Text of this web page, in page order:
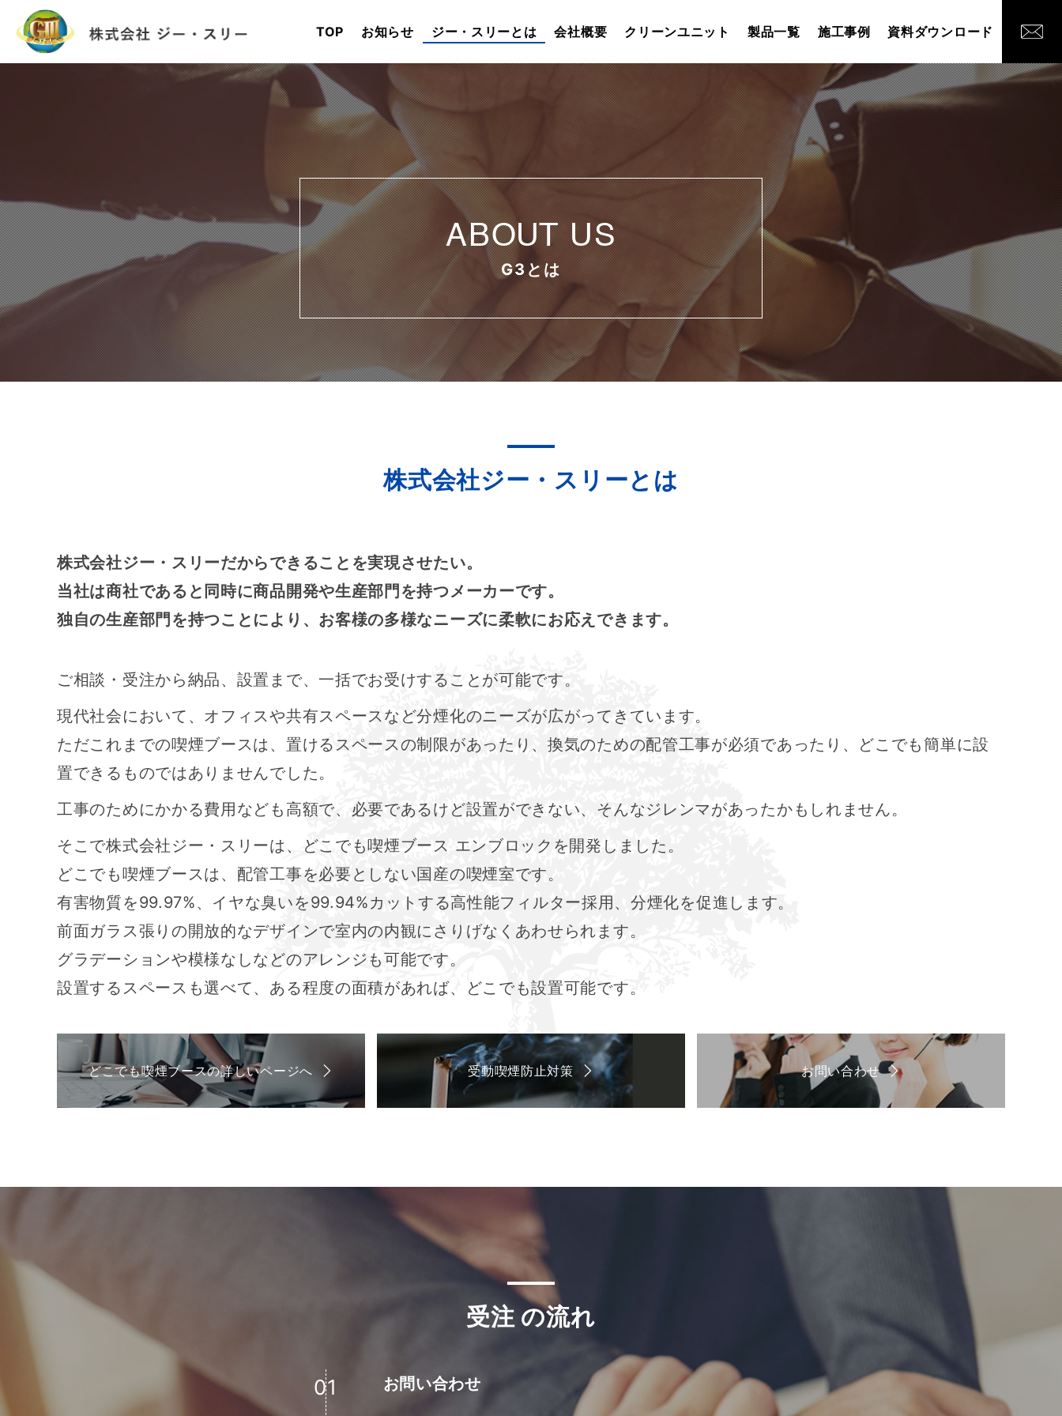
TOP お知らせ ジー・スリーとは 会社概要 クリーンユニット 製品一覧 施工事例 資料ダウンロード
<
ABOUT US
G3とは
株式会社ジー・スリーとは
株式会社ジー・スリーだからできることを実現させたい。
当社は商社であると同時に商品開発や生産部門を持つメーカーです。
独自の生産部門を持つことにより、お客様の多様なニーズに柔軟にお応えできます。
ご相談・受注から納品、設置まで、一括でお受けすることが可能です。
現代社会において、オフィスや共有スペースなど分煙化のニーズが広がってきています。
ただこれまでの喫煙ブースは、置けるスペースの制限があったり、換気のための配管工事が必須であったり、どこでも簡単に設
置できるものではありませんでした。
工事のためにかかる費用なども高額で、必要であるけど設置ができない、そんなジレンマがあったかもしれません。
そこで株式会社ジー・スリーは、どこでも喫煙ブース エンブロックを開発しました。
どこでも喫煙ブースは、配管工事を必要としない国産の喫煙室です。
有害物質を99.97%、イヤな臭いを99.94%カットする高性能フィルター採用、分煙化を促進します。
前面ガラス張りの開放的なデザインで室内の内観にさりげなくあわせられます。
グラデーションや模様なしなどのアレンジも可能です。
設置するスペースも選べて、ある程度の面積があれば、どこでも設置可能です。
どこでも喫煙ブースの詳しいページへ 受動喫煙防止対策 お問い合わせ
受注 の流れ
01 お問い合わせ